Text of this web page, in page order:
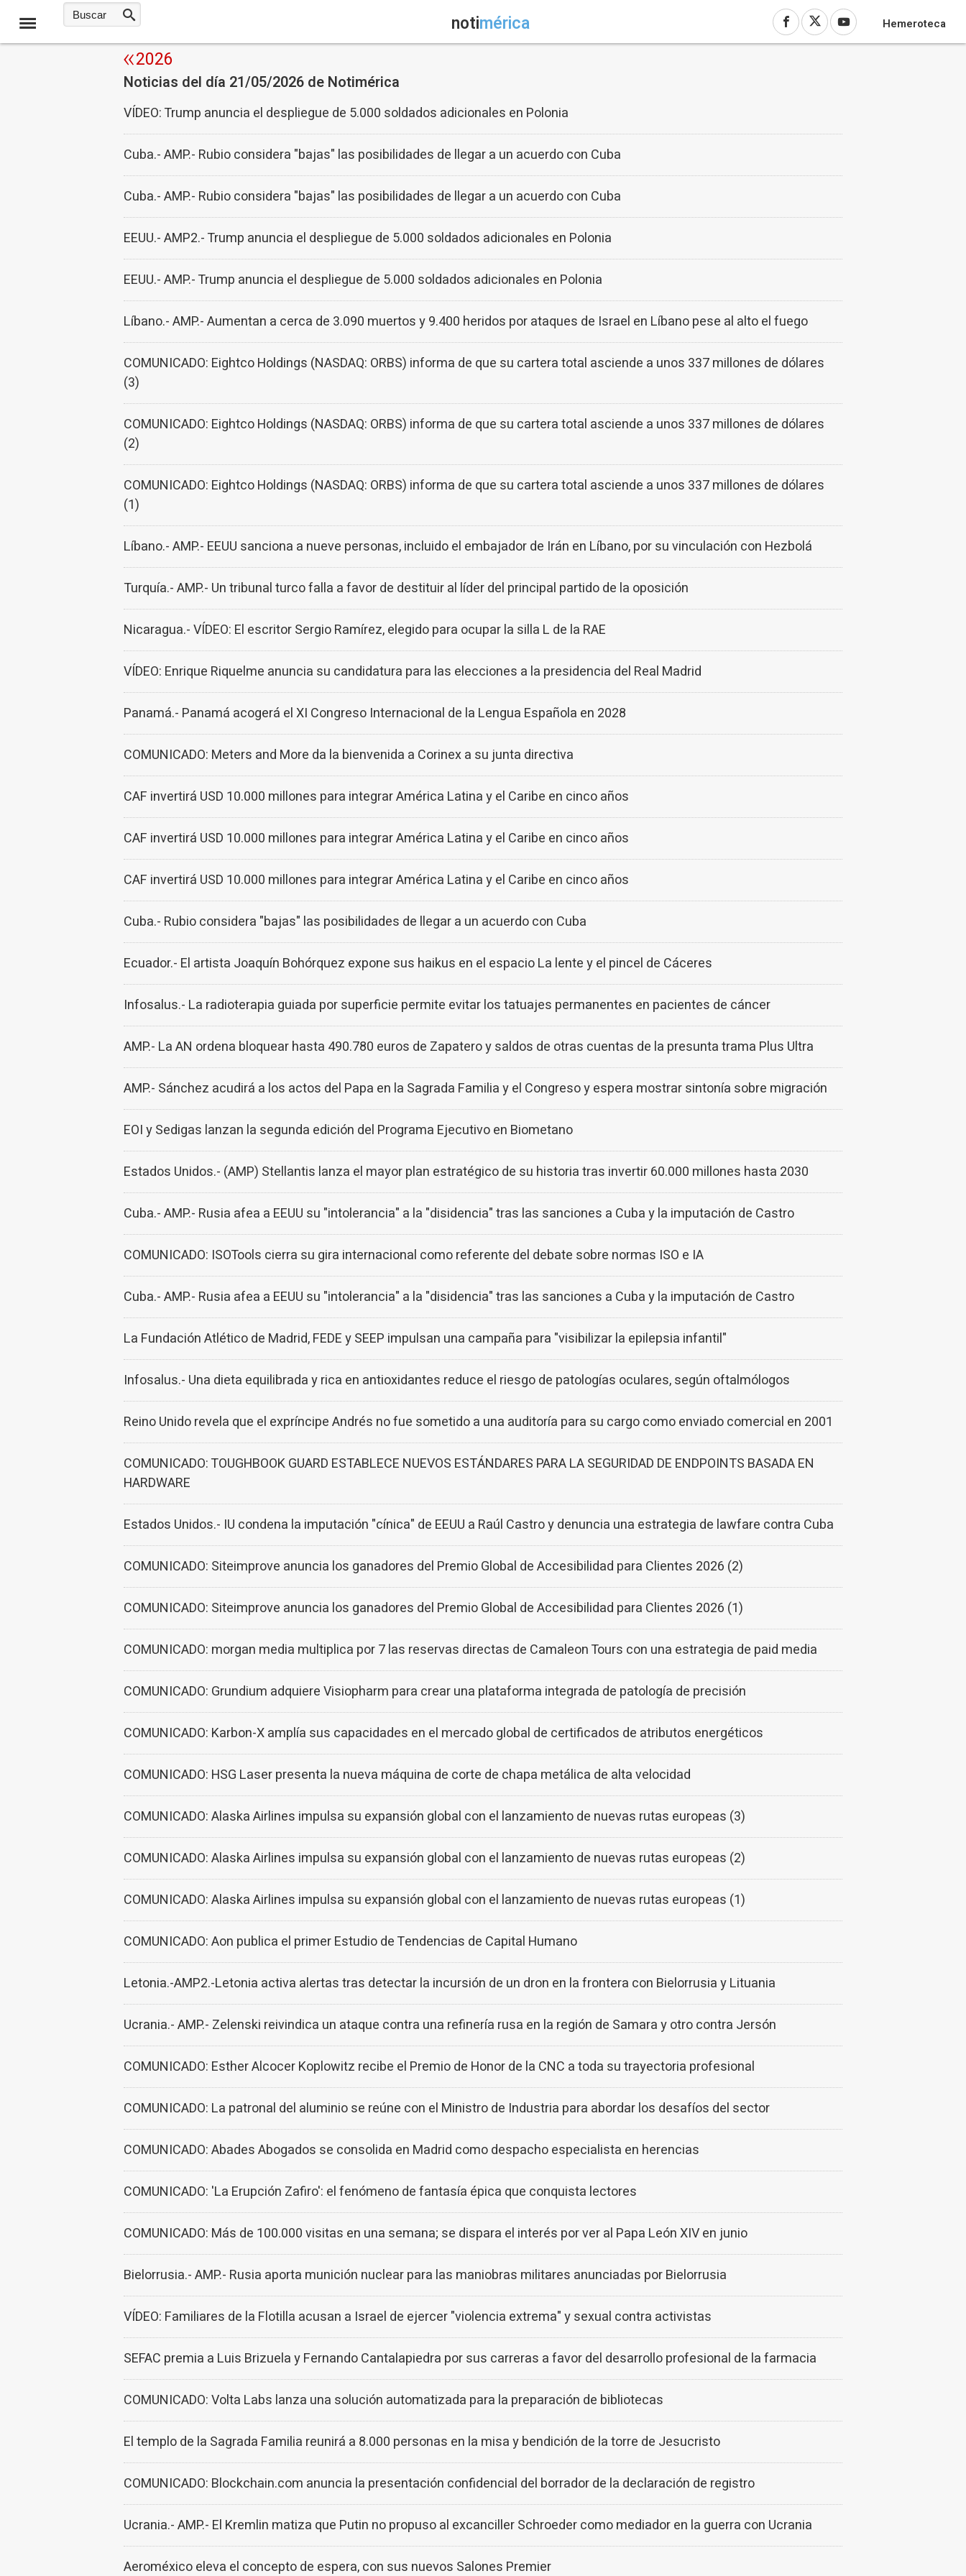
notimérica Hemeroteca
2026
Noticias del día 21/05/2026 de Notimérica
VÍDEO: Trump anuncia el despliegue de 5.000 soldados adicionales en Polonia
Cuba.- AMP.- Rubio considera "bajas" las posibilidades de llegar a un acuerdo con Cuba
Cuba.- AMP.- Rubio considera "bajas" las posibilidades de llegar a un acuerdo con Cuba
EEUU.- AMP2.- Trump anuncia el despliegue de 5.000 soldados adicionales en Polonia
EEUU.- AMP.- Trump anuncia el despliegue de 5.000 soldados adicionales en Polonia
Líbano.- AMP.- Aumentan a cerca de 3.090 muertos y 9.400 heridos por ataques de Israel en Líbano pese al alto el fuego
COMUNICADO: Eightco Holdings (NASDAQ: ORBS) informa de que su cartera total asciende a unos 337 millones de dólares
(3)
COMUNICADO: Eightco Holdings (NASDAQ: ORBS) informa de que su cartera total asciende a unos 337 millones de dólares
(2)
COMUNICADO: Eightco Holdings (NASDAQ: ORBS) informa de que su cartera total asciende a unos 337 millones de dólares
(1)
Líbano.- AMP.- EEUU sanciona a nueve personas, incluido el embajador de Irán en Líbano, por su vinculación con Hezbolá
Turquía.- AMP.- Un tribunal turco falla a favor de destituir al líder del principal partido de la oposición
Nicaragua.- VÍDEO: El escritor Sergio Ramírez, elegido para ocupar la silla L de la RAE
VÍDEO: Enrique Riquelme anuncia su candidatura para las elecciones a la presidencia del Real Madrid
Panamá.- Panamá acogerá el XI Congreso Internacional de la Lengua Española en 2028
COMUNICADO: Meters and More da la bienvenida a Corinex a su junta directiva
CAF invertirá USD 10.000 millones para integrar América Latina y el Caribe en cinco años
CAF invertirá USD 10.000 millones para integrar América Latina y el Caribe en cinco años
CAF invertirá USD 10.000 millones para integrar América Latina y el Caribe en cinco años
Cuba.- Rubio considera "bajas" las posibilidades de llegar a un acuerdo con Cuba
Ecuador.- El artista Joaquín Bohórquez expone sus haikus en el espacio La lente y el pincel de Cáceres
Infosalus.- La radioterapia guiada por superficie permite evitar los tatuajes permanentes en pacientes de cáncer
AMP.- La AN ordena bloquear hasta 490.780 euros de Zapatero y saldos de otras cuentas de la presunta trama Plus Ultra
AMP.- Sánchez acudirá a los actos del Papa en la Sagrada Familia y el Congreso y espera mostrar sintonía sobre migración
EOI y Sedigas lanzan la segunda edición del Programa Ejecutivo en Biometano
Estados Unidos.- (AMP) Stellantis lanza el mayor plan estratégico de su historia tras invertir 60.000 millones hasta 2030
Cuba.- AMP.- Rusia afea a EEUU su "intolerancia" a la "disidencia" tras las sanciones a Cuba y la imputación de Castro
COMUNICADO: ISOTools cierra su gira internacional como referente del debate sobre normas ISO e IA
Cuba.- AMP.- Rusia afea a EEUU su "intolerancia" a la "disidencia" tras las sanciones a Cuba y la imputación de Castro
La Fundación Atlético de Madrid, FEDE y SEEP impulsan una campaña para "visibilizar la epilepsia infantil"
Infosalus.- Una dieta equilibrada y rica en antioxidantes reduce el riesgo de patologías oculares, según oftalmólogos
Reino Unido revela que el expríncipe Andrés no fue sometido a una auditoría para su cargo como enviado comercial en 2001
COMUNICADO: TOUGHBOOK GUARD ESTABLECE NUEVOS ESTÁNDARES PARA LA SEGURIDAD DE ENDPOINTS BASADA EN
HARDWARE
Estados Unidos.- IU condena la imputación "cínica" de EEUU a Raúl Castro y denuncia una estrategia de lawfare contra Cuba
COMUNICADO: Siteimprove anuncia los ganadores del Premio Global de Accesibilidad para Clientes 2026 (2)
COMUNICADO: Siteimprove anuncia los ganadores del Premio Global de Accesibilidad para Clientes 2026 (1)
COMUNICADO: morgan media multiplica por 7 las reservas directas de Camaleon Tours con una estrategia de paid media
COMUNICADO: Grundium adquiere Visiopharm para crear una plataforma integrada de patología de precisión
COMUNICADO: Karbon-X amplía sus capacidades en el mercado global de certificados de atributos energéticos
COMUNICADO: HSG Laser presenta la nueva máquina de corte de chapa metálica de alta velocidad
COMUNICADO: Alaska Airlines impulsa su expansión global con el lanzamiento de nuevas rutas europeas (3)
COMUNICADO: Alaska Airlines impulsa su expansión global con el lanzamiento de nuevas rutas europeas (2)
COMUNICADO: Alaska Airlines impulsa su expansión global con el lanzamiento de nuevas rutas europeas (1)
COMUNICADO: Aon publica el primer Estudio de Tendencias de Capital Humano
Letonia.-AMP2.-Letonia activa alertas tras detectar la incursión de un dron en la frontera con Bielorrusia y Lituania
Ucrania.- AMP.- Zelenski reivindica un ataque contra una refinería rusa en la región de Samara y otro contra Jersón
COMUNICADO: Esther Alcocer Koplowitz recibe el Premio de Honor de la CNC a toda su trayectoria profesional
COMUNICADO: La patronal del aluminio se reúne con el Ministro de Industria para abordar los desafíos del sector
COMUNICADO: Abades Abogados se consolida en Madrid como despacho especialista en herencias
COMUNICADO: 'La Erupción Zafiro': el fenómeno de fantasía épica que conquista lectores
COMUNICADO: Más de 100.000 visitas en una semana; se dispara el interés por ver al Papa León XIV en junio
Bielorrusia.- AMP.- Rusia aporta munición nuclear para las maniobras militares anunciadas por Bielorrusia
VÍDEO: Familiares de la Flotilla acusan a Israel de ejercer "violencia extrema" y sexual contra activistas
SEFAC premia a Luis Brizuela y Fernando Cantalapiedra por sus carreras a favor del desarrollo profesional de la farmacia
COMUNICADO: Volta Labs lanza una solución automatizada para la preparación de bibliotecas
El templo de la Sagrada Familia reunirá a 8.000 personas en la misa y bendición de la torre de Jesucristo
COMUNICADO: Blockchain.com anuncia la presentación confidencial del borrador de la declaración de registro
Ucrania.- AMP.- El Kremlin matiza que Putin no propuso al excanciller Schroeder como mediador en la guerra con Ucrania
Aeroméxico eleva el concepto de espera, con sus nuevos Salones Premier